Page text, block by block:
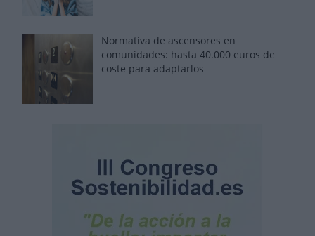
Normativa de ascensores en
comunidades: hasta 40.000 euros de
coste para adaptarlos